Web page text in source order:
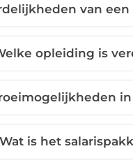
van
opleiding is
in
Wat is het